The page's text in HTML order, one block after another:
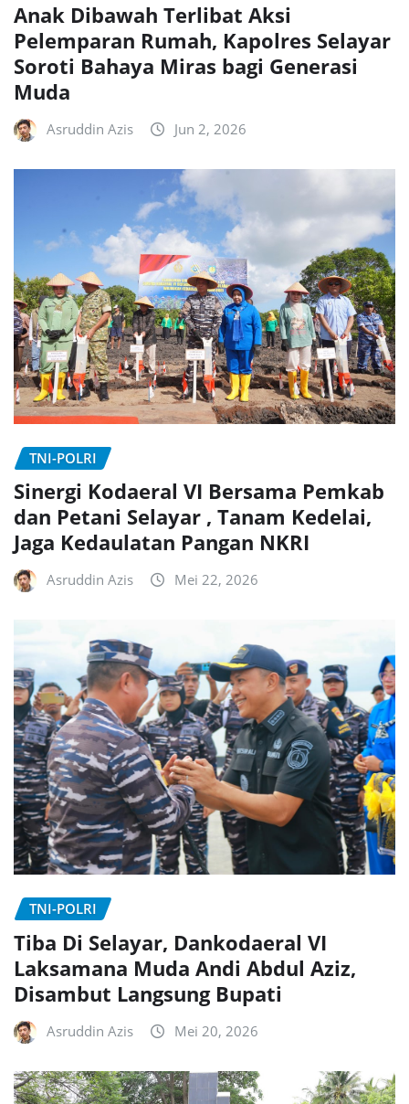
Anak Dibawah Terlibat Aksi
Pelemparan Rumah, Kapolres Selayar
Soroti Bahaya Miras bagi Generasi
Muda
Asruddin Azis Jun 2, 2026
TNI-POLRI
Sinergi Kodaeral VI Bersama Pemkab
dan Petani Selayar , Tanam Kedelai,
Jaga Kedaulatan Pangan NKRI
Asruddin Azis Mei 22, 2026
TNI-POLRI
Tiba Di Selayar, Dankodaeral VI
Laksamana Muda Andi Abdul Aziz,
Disambut Langsung Bupati
Asruddin Azis Mei 20, 2026